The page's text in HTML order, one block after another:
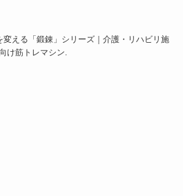
える「鍛錬」シリーズ｜介護・リハビリ施
け筋トレマシン.